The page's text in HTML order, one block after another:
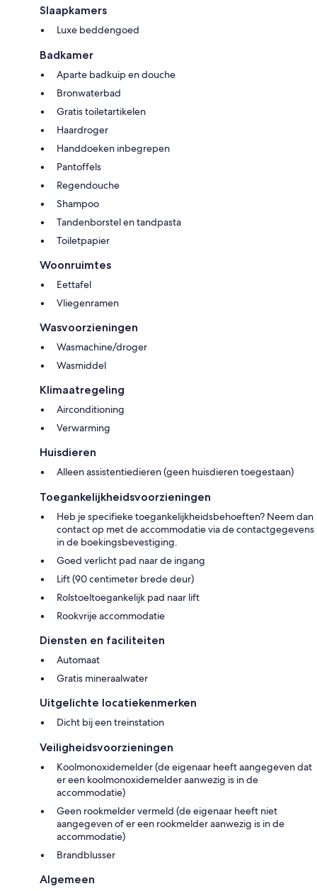
Slaapkamers
Luxe beddengoed
Badkamer
Aparte badkuip en douche
Bronwaterbad
Gratis toiletartikelen
Haardroger
Handdoeken inbegrepen
Pantoffels
Regendouche
Shampoo
Tandenborstel en tandpasta
Toiletpapier
Woonruimtes
Eettafel
Vliegenramen
Wasvoorzieningen
Wasmachine/droger
Wasmiddel
Klimaatregeling
Airconditioning
Verwarming
Huisdieren
Alleen assistentiedieren (geen huisdieren toegestaan)
Toegankelijkheidsvoorzieningen
Heb je specifieke toegankelijkheidsbehoeften? Neem dan
contact op met de accommodatie via de contactgegevens
in de boekingsbevestiging.
Goed verlicht pad naar de ingang
Lift (90 centimeter brede deur)
Rolstoeltoegankelijk pad naar lift
Rookvrije accommodatie
Diensten en faciliteiten
Automaat
Gratis mineraalwater
Uitgelichte locatiekenmerken
Dicht bij een treinstation
Veiligheidsvoorzieningen
Koolmonoxidemelder (de eigenaar heeft aangegeven dat
er een koolmonoxidemelder aanwezig is in de
accommodatie)
Geen rookmelder vermeld (de eigenaar heeft niet
aangegeven of er een rookmelder aanwezig is in de
accommodatie)
Brandblusser
Algemeen